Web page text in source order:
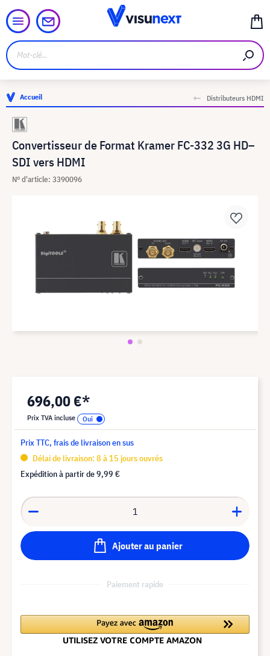
Accueil Distributeurs HDMI
Convertisseur de Format Kramer FC-332 3G HD–
SDI vers HDMI
N° d'article: 3390096
696,00 €*
Prix TVA incluse
Prix TTC, frais de livraison en sus
Délai de livraison: 8 à 15 jours ouvrés
Expédition à partir de9,99 €
Ajouter au panier
Paiement rapide